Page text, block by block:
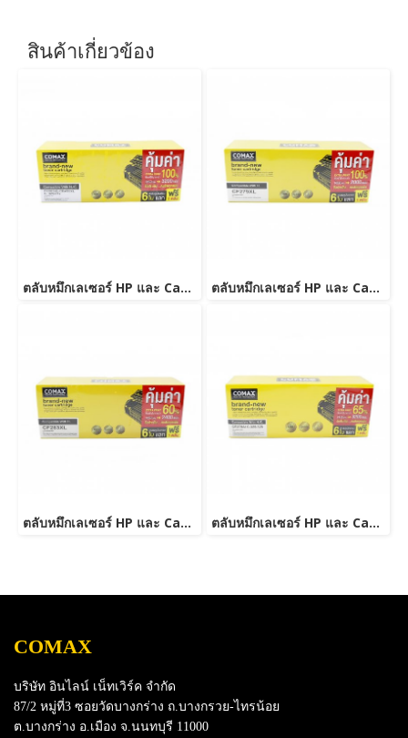
สินค้าเกี่ยวข้อง
ตลับหมึกเลเซอร์ HP และ Canon รุ่น CE285A/CB435ACanon 325/312/313/125/712/713/725-JUMBO ตลับหมึกเลเซอร์ HP และ Canon รุ่น CF279A JUMBO
ตลับหมึกเลเซอร์ HP และ Canon รุ่น CF283A JUMBO ตลับหมึกเลเซอร์ HP และ Canon รุ่น CE278A Canon 126/128/726/728/326/328 JUMBO
COMAX
บริษัท อินไลน์ เน็ทเวิร์ค จำกัด
87/2 หมู่ที่3 ซอยวัดบางกร่าง ถ.บางกรวย-ไทรน้อย
ต.บางกร่าง อ.เมือง จ.นนทบุรี 11000